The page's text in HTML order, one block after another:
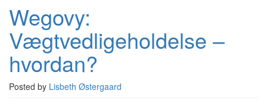
Wegovy:
Vægtvedligeholdelse –
hvordan?
Posted by Lisbeth Østergaard